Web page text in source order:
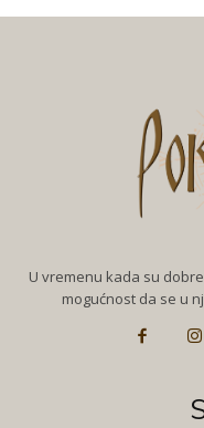
U vremenu kada su
mogućnost da se u